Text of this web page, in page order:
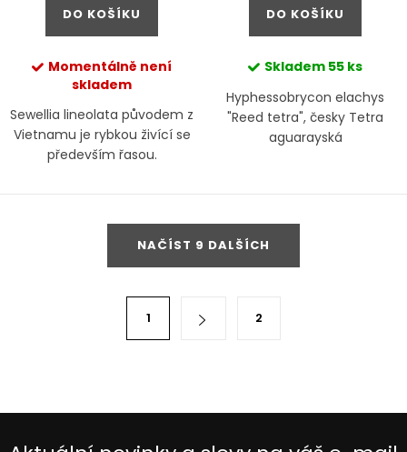
DO KOŠÍKU
Momentálně není
skladem
Sewellia lineolata původem z
Vietnamu je rybkou živící se
především řasou.
DO KOŠÍKU
Skladem 55 ks
Hyphessobrycon elachys
"Reed tetra", česky Tetra
aguarayská
NAČÍST 9 DALŠÍCH
n
1 2